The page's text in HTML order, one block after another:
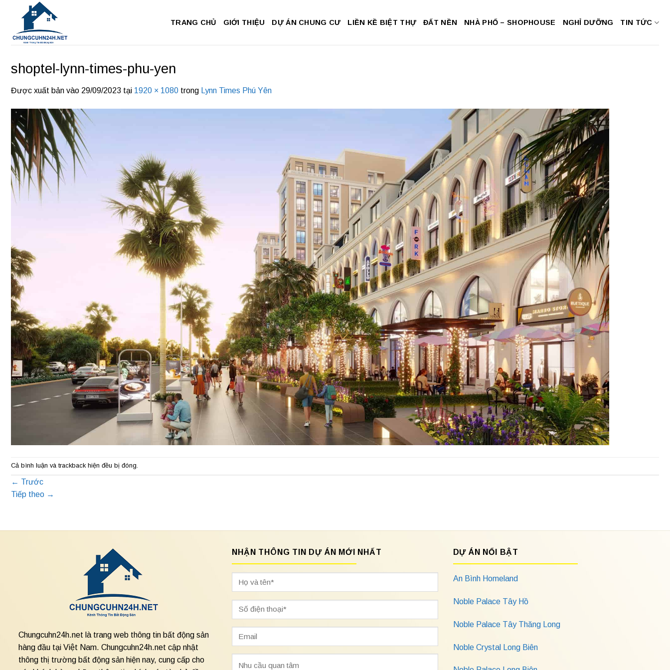
dung
TRANG CHỦ GIỚI THIỆU DỰ ÁN CHUNG CƯ LIỀN KỀ BIỆT THỰ ĐẤT NỀN NHÀ PHỐ – SHOPHOUSE NGHỈ DƯỠNG TIN TỨC
shoptel-lynn-times-phu-yen
Được xuất bản vào 29/09/2023 tại 1920 × 1080 trong Lynn Times Phú Yên
Cả bình luận và trackback hiện đều bị đóng.
← Trước
Tiếp theo →
Chungcuhn24h.net là trang web thông tin bất động sản
hàng đầu tại Việt Nam. Chungcuhn24h.net cập nhật
thông thị trường bất động sản hiện nay, cung cấp cho
NHẬN THÔNG TIN DỰ ÁN MỚI NHẤT DỰ ÁN NỔI BẬT
An Bình Homeland
Noble Palace Tây Hồ
Noble Palace Tây Thăng Long
Noble Crystal Long Biên